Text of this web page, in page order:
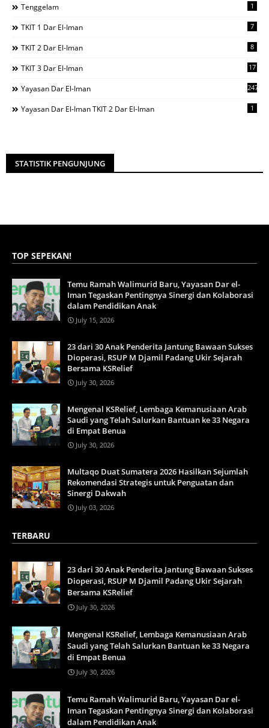
Tenggelam 1
TKIT 1 Dar El-Iman 7
TKIT 2 Dar El-Iman 8
TKIT 3 Dar El-Iman 17
Yayasan Dar El-Iman 247
Yayasan Dar El-Iman TKIT 2 Dar El-Iman 1
STATISTIK PENGUNJUNG
TOP SEPEKAN!
Temu Ramah Walimurid Baru, Yayasan Dar el-
Iman Tegaskan Pentingnya Sinergi dan Kolaborasi
dalam Pendidikan Anak
July 15, 2026
23 dari 30 Anak Penderita Jantung Bawaan Sukses
Dioperasi, RSUP M Djamil Padang Ukir Sejarah
Bersama KSRelief
July 30, 2026
Mengenal KSRelief, Lembaga Kemanusiaan Arab
Saudi yang Telah Salurkan Bantuan ke 33 Negara
di Empat Benua
July 30, 2026
Multaqo Duat Sumatera 2026 Hasilkan Sejumlah
Rekomendasi Strategis untuk Penguatan dan
Sinergi Dakwah
July 03, 2026
TERBARU
23 dari 30 Anak Penderita Jantung Bawaan Sukses
Dioperasi, RSUP M Djamil Padang Ukir Sejarah
Bersama KSRelief
July 30, 2026
Mengenal KSRelief, Lembaga Kemanusiaan Arab
Saudi yang Telah Salurkan Bantuan ke 33 Negara
di Empat Benua
July 30, 2026
Temu Ramah Walimurid Baru, Yayasan Dar el-
Iman Tegaskan Pentingnya Sinergi dan Kolaborasi
dalam Pendidikan Anak